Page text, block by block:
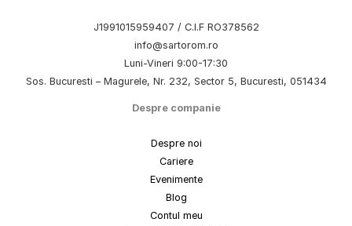
J1991015959407 / C.I.F RO378562
info@sartorom.ro
Luni-Vineri 9:00-17:30
Sos. Bucuresti – Magurele, Nr. 232, Sector 5, Bucuresti, 051434
Despre companie
Despre noi
Cariere
Evenimente
Blog
Contul meu